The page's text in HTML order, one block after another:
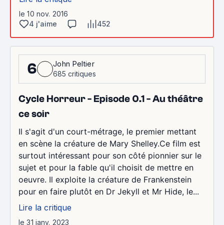
le 10 nov. 2016
4 j'aime
452
6
John Peltier
685 critiques
Cycle Horreur - Episode 0.1 - Au théâtre
ce soir
Il s'agit d'un court-métrage, le premier mettant
en scène la créature de Mary Shelley.Ce film est
surtout intéressant pour son côté pionnier sur le
sujet et pour la fable qu'il choisit de mettre en
oeuvre. Il exploite la créature de Frankenstein
pour en faire plutôt en Dr Jekyll et Mr Hide, le...
Lire la critique
le 31 janv. 2023